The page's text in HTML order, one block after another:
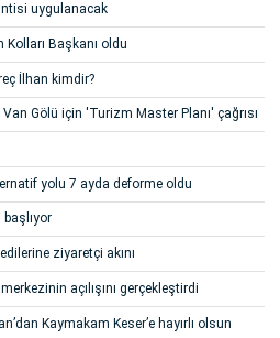
uygulanacak
Kolları Başkanı oldu
İlhan kimdir?
Gölü için 'Turizm Master Planı' çağrısı
yolu 7 ayda deforme oldu
ziyaretçi akını
açılışını gerçekleştirdi
Kaymakam Keser’e hayırlı olsun